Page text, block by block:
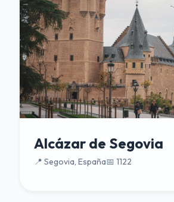
Alcázar de Segovia
📍 Segovia, España📅 1122